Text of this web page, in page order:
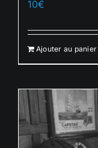
10€
Ajouter au panier